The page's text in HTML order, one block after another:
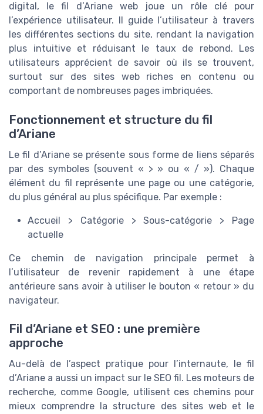
digital, le fil d’Ariane web joue un rôle clé pour
l’expérience utilisateur. Il guide l’utilisateur à travers
les différentes sections du site, rendant la navigation
plus intuitive et réduisant le taux de rebond. Les
utilisateurs apprécient de savoir où ils se trouvent,
surtout sur des sites web riches en contenu ou
comportant de nombreuses pages imbriquées.
Fonctionnement et structure du fil
d’Ariane
Le fil d’Ariane se présente sous forme de liens séparés
par des symboles (souvent « > » ou « / »). Chaque
élément du fil représente une page ou une catégorie,
du plus général au plus spécifique. Par exemple :
Accueil > Catégorie > Sous-catégorie > Page
actuelle
Ce chemin de navigation principale permet à
l’utilisateur de revenir rapidement à une étape
antérieure sans avoir à utiliser le bouton « retour » du
navigateur.
Fil d’Ariane et SEO : une première
approche
Au-delà de l’aspect pratique pour l’internaute, le fil
d’Ariane a aussi un impact sur le SEO fil. Les moteurs de
recherche, comme Google, utilisent ces chemins pour
mieux comprendre la structure des sites web et le